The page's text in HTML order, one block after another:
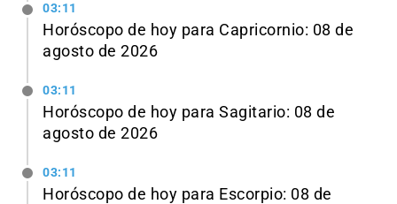
03:11
Horóscopo de hoy para Capricornio: 08 de
agosto de 2026
03:11
Horóscopo de hoy para Sagitario: 08 de
agosto de 2026
03:11
Horóscopo de hoy para Escorpio: 08 de